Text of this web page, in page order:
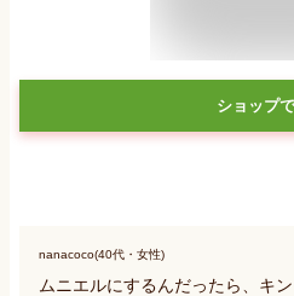
ショップ
nanacoco(40代・女性)
ムニエルにするんだったら、キ